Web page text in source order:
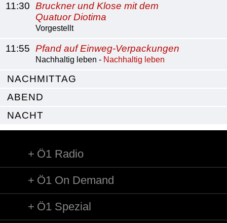
11:30 Bruckner und Klose mit dem
Quatuor Diotima
Vorgestellt
11:55 Pfand auf Einweg-Verpackungen
Nachhaltig leben - Nachhaltig leben
NACHMITTAG
ABEND
NACHT
Ö1 Radio
Ö1 On Demand
Ö1 Spezial